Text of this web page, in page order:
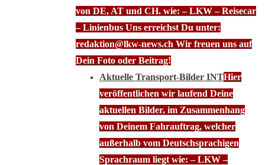
von DE, AT und CH. wie: – LKW – Reisecar
– Linienbus Uns erreichst Du unter:
redaktion@lkw-news.ch Wir freuen uns auf
Dein Foto oder Beitrag!
Aktuelle Transport-Bilder INTHier
veröffentlichen wir laufend Deine
aktuellen Bilder, im Zusammenhang
von Deinem Fahrauftrag, welcher
außerhalb vom Deutschsprachigen
Sprachraum liegt wie: – LKW –